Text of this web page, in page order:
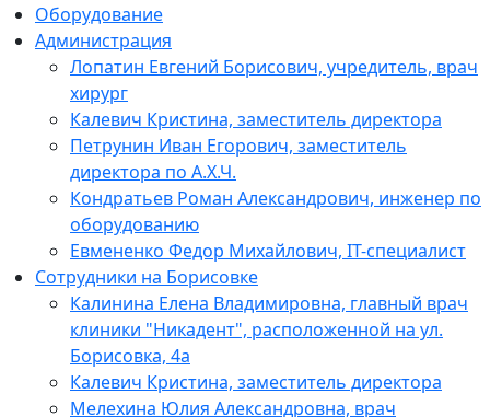
Оборудование
Администрация
Лопатин Евгений Борисович, учредитель, врач
хирург
Калевич Кристина, заместитель директора
Петрунин Иван Егорович, заместитель
директора по А.Х.Ч.
Кондратьев Роман Александрович, инженер по
оборудованию
Евмененко Федор Михайлович, IT-специалист
Сотрудники на Борисовке
Калинина Елена Владимировна, главный врач
клиники "Никадент", расположенной на ул.
Борисовка, 4а
Калевич Кристина, заместитель директора
Мелехина Юлия Александровна, врач